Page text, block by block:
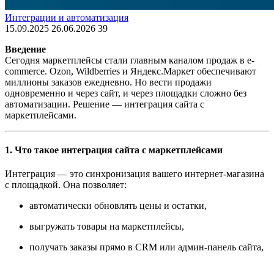
Интеграции и автоматизация
15.09.2025 26.06.2026 39
Введение
Сегодня маркетплейсы стали главным каналом продаж в e-
commerce. Ozon, Wildberries и Яндекс.Маркет обеспечивают
миллионы заказов ежедневно. Но вести продажи
одновременно и через сайт, и через площадки сложно без
автоматизации. Решение — интеграция сайта с
маркетплейсами.
1. Что такое интеграция сайта с маркетплейсами
Интеграция — это синхронизация вашего интернет-магазина
с площадкой. Она позволяет:
автоматически обновлять цены и остатки,
выгружать товары на маркетплейсы,
получать заказы прямо в CRM или админ-панель сайта,